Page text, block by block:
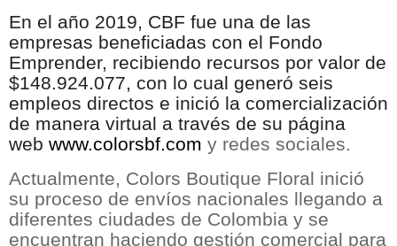
En el año 2019, CBF fue una de las
empresas beneficiadas con el Fondo
Emprender, recibiendo recursos por valor de
$148.924.077, con lo cual generó seis
empleos directos e inició la comercialización
de manera virtual a través de su página
web www.colorsbf.com y redes sociales.
Actualmente, Colors Boutique Floral inició
su proceso de envíos nacionales llegando a
diferentes ciudades de Colombia y se
encuentran haciendo gestión comercial para